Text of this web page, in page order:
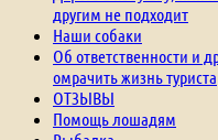
другим не подходит
Наши собаки
Об ответственности и
омрачить жизнь туриста
ОТЗЫВЫ
Помощь лошадям